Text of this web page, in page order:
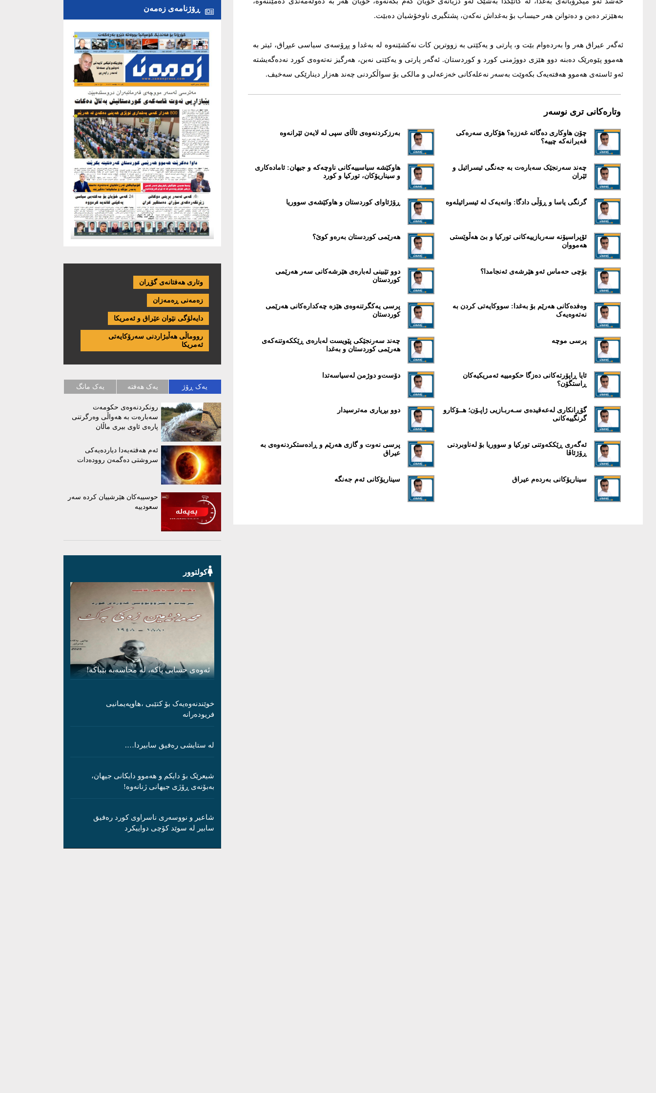
بەهێزتر دەبن و دەتوانن هەر حيساب بۆ بەغداش نەکەن، پشتگيری ناوخۆشيان دەبێت.
ئەگەر عيراق هەر وا بەردەوام بێت و، پارتی و یەکێتی بە زووترين کات نەکشێنەوە لە بەغدا و پڕۆسەی سياسی عيڕاق، ئيتر بە
هەموو پێوەرێک دەبنە دوو هێزی دووژمنی کورد و کوردستان. ئەگەر پارتی و یەکێتی نەبن، هەرگيز نەتەوەی کورد نەدەگەيشتە
ئەو ئاستەی هەموو هەفتەیەک بکەوێت بەسەر نەعلەکانی خەزعەلی و مالکی بۆ سواڵکردنی چەند هەزار دينارێکی سەخيف.
وتارەکانی تری نوسەر
چۆن هاوکاری دەگاتە غەززە؟ هۆکاری سەرەکی
قەيرانەکە چييە؟
بەرزکردنەوەی ئاڵای سپی لە لایەن ئێرانەوە
چەند سەرنجێک سەبارەت بە جەنگی ئیسرائیل و
ئێران
هاوکێشە سياسييەکانی ناوچەکە و جيهان: ئامادەکاری
و سيناريۆکان، تورکيا و کورد
گرنگی یاسا و ڕۆڵی دادگا: وانەیەک لە ئيسرائیلەوە ڕۆژئاوای کوردستان و هاوکێشەی سووريا
ئۆپراسيۆنە سەربازييەکانی تورکيا و بێ هەڵوێستی
هەمووان
هەرێمی کوردستان بەرەو کوێ؟
بۆچی حەماس ئەو هێرشەی ئەنجامدا؟
دوو تێبينی لەبارەی هێرشەکانی سەر هەرێمی
کوردستان
وەفدەکانی هەرێم بۆ بەغدا: سووکایەتی کردن بە
نەتەوەیەک
پرسی یەکگرتنەوەی هێزە چەکدارەکانی هەرێمی
کوردستان
پرسی موچە
چەند سەرنجێکی پێويست لەبارەی ڕێککەوتنەکەی
هەرێمی کوردستان و بەغدا
ئایا ڕاپۆرتەکانی دەزگا حکومييە ئەمريکيەکان
ڕاستگۆن؟
دۆست‌و دوژمن لەسیاسەتدا
گۆڕانكاری لەعەقیدەی سـەربـازیی ژاپـۆن؛ هــۆكارو
گرنگییەكانی
دوو بڕياری مەترسيدار
ئەگەری ڕێککەوتنی تورکيا و سووريا بۆ لەناوبردنی
ڕۆژئاڤا
پرسی نەوت و گازی هەرێم و ڕادەستکردنەوەی بە
عيراق
سيناريۆکانی بەردەم عيراق سيناريۆکانی ئەم جەنگە
ڕۆژنامەی زەمەن
وتاری هەفتانەی گۆڕان
زەمەنی ڕەمەزان
دایەلۆگی نێوان عێراق و ئەمریكا
رووماڵی هەڵبژاردنی سەرۆکایەتی
ئەمریکا
یەک ڕۆژ یەک هەفتە یەک مانگ
رونکردنەوەی حکومەت
سەبارەت بە هەواڵی وەرگرتنی
پارەی ئاوی بیری ماڵان
ئەم هەفتەیەدا دیاردەیەکی
سروشتی دەگمەن روودەدات
حوسییەکان هێرشییان کردە سەر
سعودییە
کولتوور
ئەوەی حسابی پاکە، لە محاسەبە بێباکە!
خوێندنەوەیەک بۆ کتێبی ،هاوپەیمانیی
فریودەرانە
لە ستایشی رەفیق سابیردا….
شیعرێک بۆ دایکم و ھەموو دایکانی جیھان،
بەبۆنەی ڕۆژی جیھانی ژنانەوە!
شاعیر و نووسەری ناسراوی کورد رەفیق
سابیر لە سوێد کۆچی دواییکرد